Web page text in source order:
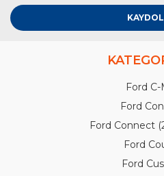
KAYDOL
Ford C-
Ford
Ford Connect
Ford
Ford